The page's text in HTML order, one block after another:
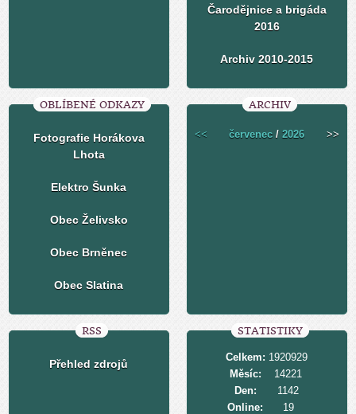
Čarodějnice a brigáda
2016
Archiv 2010-2015
OBLÍBENÉ ODKAZY
Fotografie Horákova
Lhota
Elektro Šunka
Obec Želivsko
Obec Brněnec
Obec Slatina
ARCHIV
<< červenec /2026 >>
RSS
Přehled zdrojů
STATISTIKY
Online: 19
Celkem: 1920929
Měsíc:
14221
Den:
1142